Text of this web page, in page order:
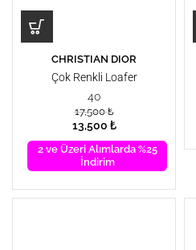
CHRISTIAN DIOR
Çok Renkli Loafer
40
17,500₺
13,500 ₺
2 ve Üzeri Alımlarda %25
İndirim